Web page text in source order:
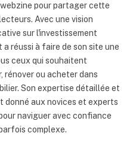
pour partager cette
Avec une vision
sur l'investissement
a réussi à faire de son site une
ceux qui souhaitent
rénover ou acheter dans
Son expertise détaillée et
donné aux novices et experts
naviguer avec confiance
complexe.